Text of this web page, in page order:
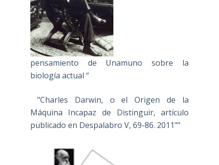
pensamiento de Unamuno sobre la
biología actual “
"Charles Darwin, o el Origen de la
Máquina Incapaz de Distinguir, artículo
publicado en Despalabro V, 69-86. 2011""